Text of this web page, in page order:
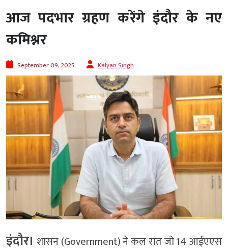
आज पदभार ग्रहण करेंगे इंदौर के नए
कमिश्नर
September 09, 2025 Kalyan Singh
इंदौर। शासन (Government) ने कल रात जो 14 आईएएस